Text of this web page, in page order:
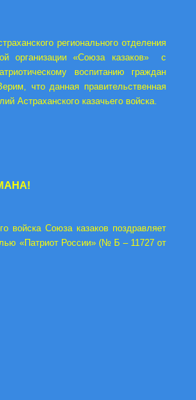
регионального отделения
организации «Союза казаков» с
воспитанию граждан
что данная правительственная
Астраханского казачьего войска.
войска Союза казаков поздравляет
«Патриот России» (№ Б – 11727 от